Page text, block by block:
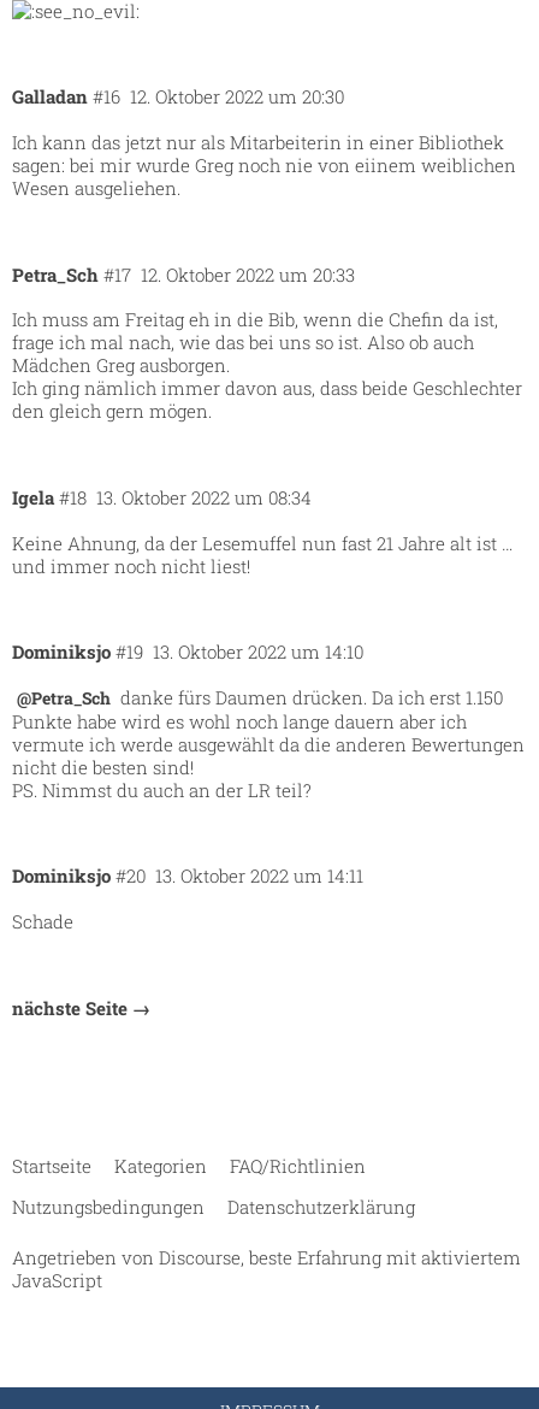
Galladan 12. Oktober 2022 um 20:30
#16
Ich kann das jetzt nur als Mitarbeiterin in einer Bibliothek
sagen: bei mir wurde Greg noch nie von eiinem weiblichen
Wesen ausgeliehen.
Petra_Sch 12. Oktober 2022 um 20:33
#17
Ich muss am Freitag eh in die Bib, wenn die Chefin da ist,
frage ich mal nach, wie das bei uns so ist. Also ob auch
Mädchen Greg ausborgen.
Ich ging nämlich immer davon aus, dass beide Geschlechter
den gleich gern mögen.
Igela 13. Oktober 2022 um 08:34
#18
Keine Ahnung, da der Lesemuffel nun fast 21 Jahre alt ist …
und immer noch nicht liest!
Dominiksjo 13. Oktober 2022 um 14:10
#19
@Petra_Sch danke fürs Daumen drücken. Da ich erst 1.150
Punkte habe wird es wohl noch lange dauern aber ich
vermute ich werde ausgewählt da die anderen Bewertungen
nicht die besten sind!
PS. Nimmst du auch an der LR teil?
Dominiksjo 13. Oktober 2022 um 14:11
#20
Schade
nächste Seite →
Startseite Kategorien
FAQ/Richtlinien
Nutzungsbedingungen
Datenschutzerklärung
Angetrieben von Discourse, beste Erfahrung mit aktiviertem
JavaScript